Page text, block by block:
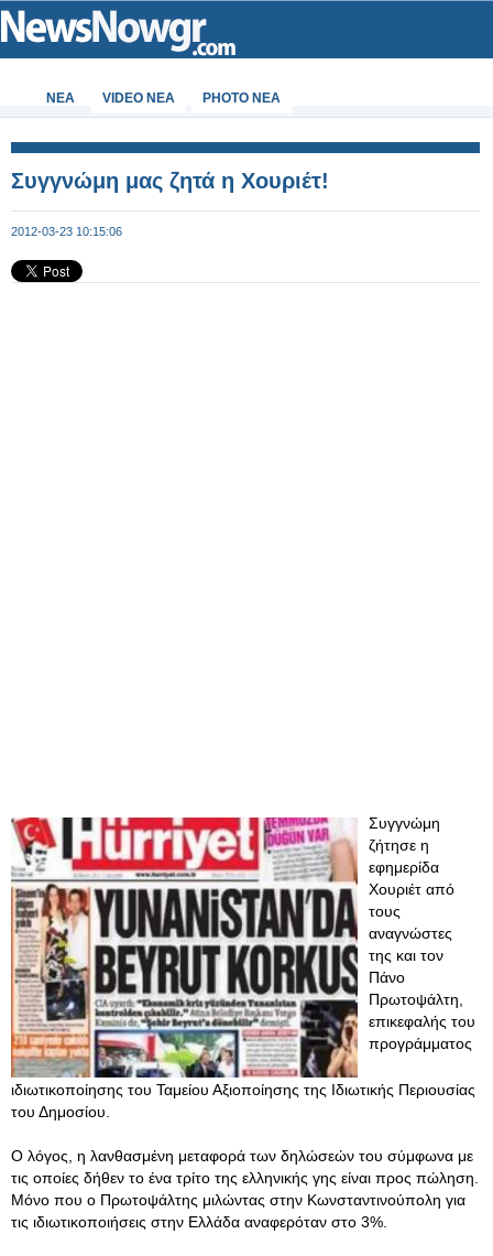
ΝΕΑ VIDEO NEA PHOTO NEA
Συγγνώμη μας ζητά η Χουριέτ!
2012-03-23 10:15:06
Συγγνώμη
ζήτησε η
εφημερίδα
Χουριέτ από
τους
αναγνώστες
της και τον
Πάνο
Πρωτοψάλτη,
επικεφαλής του
προγράμματος
ιδιωτικοποίησης του Ταμείου Αξιοποίησης της Ιδιωτικής Περιουσίας
του Δημοσίου.
Ο λόγος, η λανθασμένη μεταφορά των δηλώσεών του σύμφωνα με
τις οποίες δήθεν το ένα τρίτο της ελληνικής γης είναι προς πώληση.
Μόνο που ο Πρωτοψάλτης μιλώντας στην Κωνσταντινούπολη για
τις ιδιωτικοποιήσεις στην Ελλάδα αναφερόταν στο 3%.